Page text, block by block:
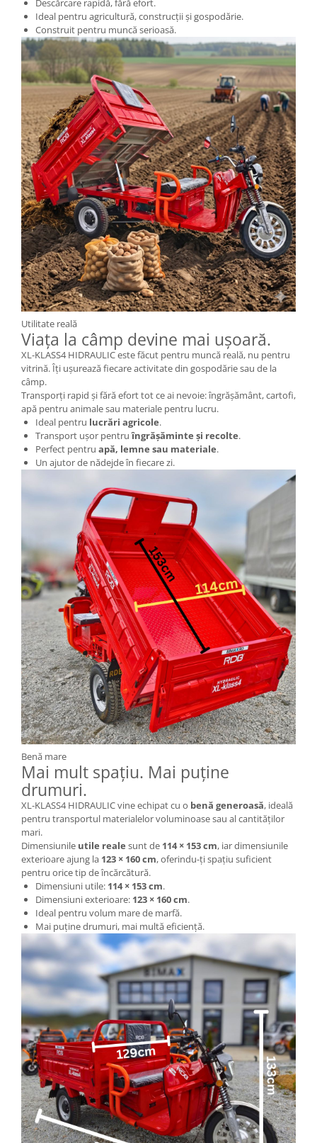
Descărcare rapidă, fără efort.
Ideal pentru agricultură, construcții și gospodărie.
Construit pentru muncă serioasă.
Utilitate reală
Viața la câmp devine mai ușoară.
XL-KLASS4 HIDRAULIC este făcut pentru muncă reală, nu pentru
vitrină. Îți ușurează fiecare activitate din gospodărie sau de la
câmp.
Transporți rapid și fără efort tot ce ai nevoie: îngrășământ, cartofi,
apă pentru animale sau materiale pentru lucru.
Ideal pentru lucrări agricole.
Transport ușor pentruîngrășăminte și recolte.
Perfect pentru apă, lemne sau materiale.
Un ajutor de nădejde în fiecare zi.
Benă mare
Mai mult spațiu. Mai puține
drumuri.
XL-KLASS4 HIDRAULIC vine echipat cu o benă generoasă, ideală
pentru transportul materialelor voluminoase sau al cantităților
mari.
Dimensiunile utile reale sunt de 114 × 153 cm, iar dimensiunile
exterioare ajung la 123 × 160 cm, oferindu-ți spațiu suficient
pentru orice tip de încărcătură.
Dimensiuni utile: 114 × 153 cm.
Dimensiuni exterioare: 123 × 160 cm.
Ideal pentru volum mare de marfă.
Mai puține drumuri, mai multă eficiență.